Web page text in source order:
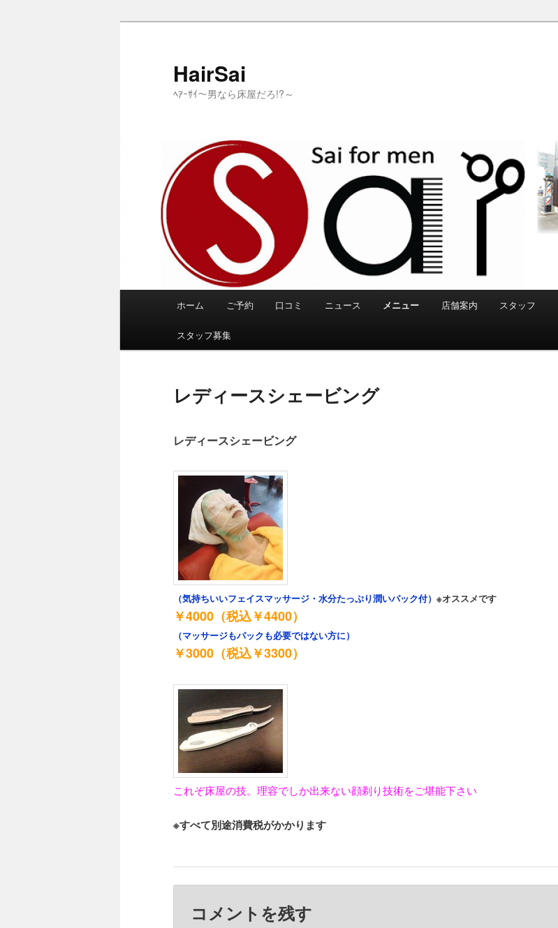
HairSai
ﾍｱｰｻｲ～男なら床屋だろ!?～
メ
ホーム ご予約 口コミ ニュース メニュー 店舗案内 スタッフ
スタッフ募集
レディースシェービング
レディースシェービング
（気持ちいいフェイスマッサージ・水分たっぷり潤いパック付） ※オススメです
￥4000（税込￥4400）
（マッサージもパックも必要ではない方に）
￥3000（税込￥3300）
これぞ床屋の技。理容でしか出来ない顔剃り技術をご堪能下さい
※すべて別途消費税がかかります
コメントを残す